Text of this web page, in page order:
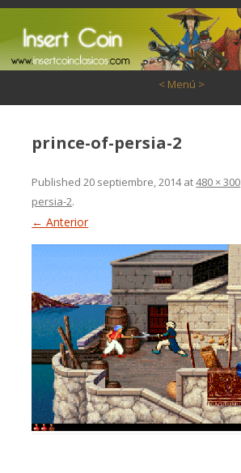
< Menú >
prince-of-persia-2
Published20 septiembre, 2014at480 × 300
persia-2.
← Anterior